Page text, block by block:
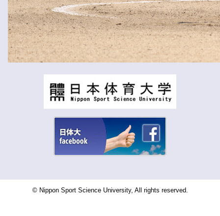
© Nippon Sport Science University, All rights reserved.